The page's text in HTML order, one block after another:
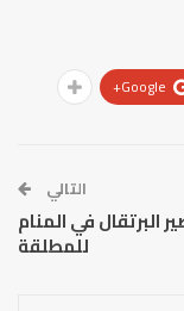
Google+
التالي
البرتقال في المنام
للمطلقة